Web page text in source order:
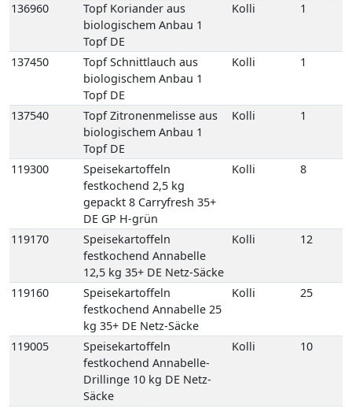
136960
Topf Koriander aus
biologischem Anbau 1
Topf DE
Kolli 1
137450
Topf Schnittlauch aus
biologischem Anbau 1
Topf DE
Kolli 1
137540
Topf Zitronenmelisse aus
biologischem Anbau 1
Topf DE
Kolli 1
119300
Speisekartoffeln
festkochend 2,5 kg
gepackt 8 Carryfresh 35+
DE GP H-grün
Kolli 8
119170
Speisekartoffeln
festkochend Annabelle
12,5 kg 35+ DE Netz-Säcke
Kolli 12
119160
Speisekartoffeln
festkochend Annabelle 25
kg 35+ DE Netz-Säcke
Kolli 25
119005
Speisekartoffeln
festkochend Annabelle-
Drillinge 10 kg DE Netz-
Säcke
Kolli 10